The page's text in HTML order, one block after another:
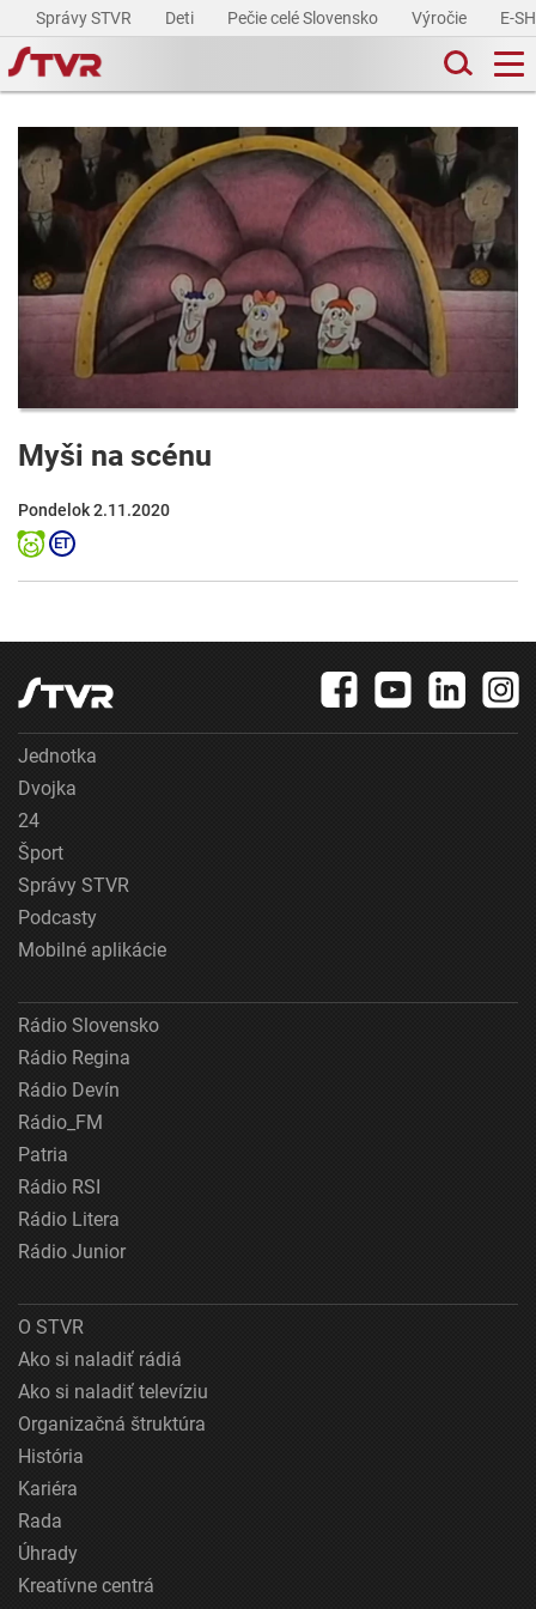
Správy STVR Deti Pečie celé Slovensko Výročie E-
Myši na scénu
Pondelok 2.11.2020
Jednotka
Dvojka
24
Šport
Správy STVR
Podcasty
Mobilné aplikácie
Rádio Slovensko
Rádio Regina
Rádio Devín
Rádio_FM
Patria
Rádio RSI
Rádio Litera
Rádio Junior
O STVR
Ako si naladiť rádiá
Ako si naladiť televíziu
Organizačná štruktúra
História
Kariéra
Rada
Úhrady
Kreatívne centrá